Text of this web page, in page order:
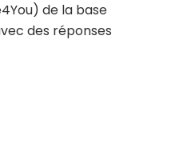
de la base
des réponses